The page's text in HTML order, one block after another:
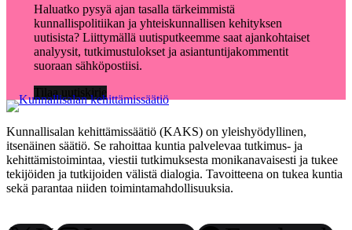
Haluatko pysyä ajan tasalla tärkeimmistä
kunnallispolitiikan ja yhteiskunnallisen kehityksen
uutisista? Liittymällä uutisputkeemme saat ajankohtaiset
analyysit, tutkimustulokset ja asiantuntijakommentit
suoraan sähköpostiisi.
Tilaa uutiskirje
Kunnallisalan kehittämissäätiö (KAKS) on yleishyödyllinen,
itsenäinen säätiö. Se rahoittaa kuntia palvelevaa tutkimus- ja
kehittämistoimintaa, viestii tutkimuksesta monikanavaisesti ja tukee
tekijöiden ja tutkijoiden välistä dialogia. Tavoitteena on tukea kuntia
sekä parantaa niiden toimintamahdollisuuksia.